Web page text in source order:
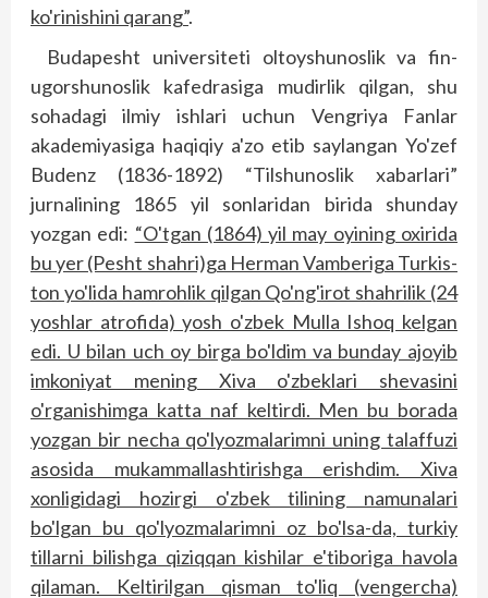
ko'rinishini qarang”.
Budapesht universiteti oltoyshunoslik va fin-
ugorshunoslik kafedrasiga mudirlik qilgan, shu
sohadagi ilmiy ishlari uchun Vengriya Fanlar
akademiyasiga haqiqiy a'zo etib saylangan Yo'zef
Budenz (1836-1892) “Tilshunoslik xabarlari”
jurnalining 1865 yil sonlaridan birida shunday
yozgan edi: “O'tgan (1864) yil may oyining oxirida
bu yer (Pesht shahri)ga Herman Vamberiga Turkis­
ton yo'lida hamrohlik qilgan Qo'ng'irot shahrilik (24
yoshlar atrofida) yosh o'zbek Mulla Ishoq kelgan
edi. U bilan uch oy birga bo'ldim va bunday ajoyib
imkoniyat mening Xiva o'zbeklari shevasini
o'rganishimga katta naf keltirdi. Men bu borada
yozgan bir necha qo'lyozmalarimni uning talaffuzi
asosida mukammallashtirishga erishdim. Xiva
xonligidagi hozirgi o'zbek tilining namunalari
bo'lgan bu qo'lyozmalarimni oz bo'lsa-da, turkiy
tillarni bilishga qiziqqan kishilar e'tiboriga havola
qilaman. Keltirilgan qisman to'liq (vengercha)